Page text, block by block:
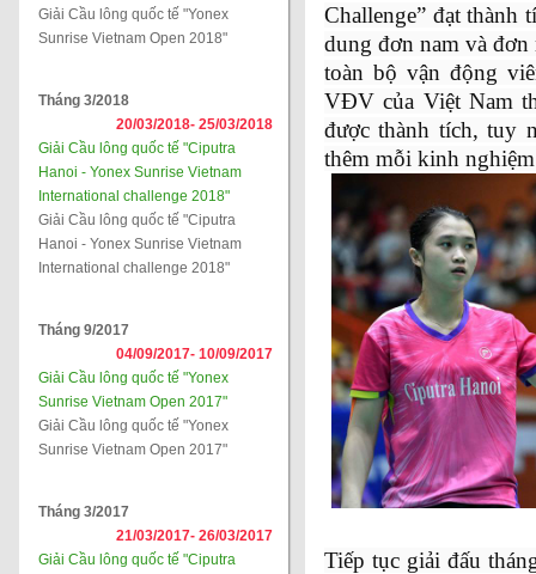
Giải Cầu lông quốc tế "Yonex
Sunrise Vietnam Open 2018"
Tháng 3/2018
20/03/2018- 25/03/2018
Giải Cầu lông quốc tế "Ciputra
Hanoi - Yonex Sunrise Vietnam
International challenge 2018"
Giải Cầu lông quốc tế "Ciputra
Hanoi - Yonex Sunrise Vietnam
International challenge 2018"
Tháng 9/2017
04/09/2017- 10/09/2017
Giải Cầu lông quốc tế "Yonex
Sunrise Vietnam Open 2017"
Giải Cầu lông quốc tế "Yonex
Sunrise Vietnam Open 2017"
Tháng 3/2017
21/03/2017- 26/03/2017
Giải Cầu lông quốc tế "Ciputra
Challenge” đạt thành
dung đơn nam và
toàn bộ vận động
VĐV của Việt Nam
được thành tích, tuy
thêm mỗi kinh
Tiếp tục giải đấu